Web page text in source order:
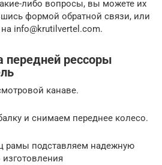
либо вопросы, вы можете их
формой обратной связи, или
info@krutilvertel.com.
передней рессоры
канаве.
и снимаем переднее колесо.
рамы подставляем надежную
изготовления